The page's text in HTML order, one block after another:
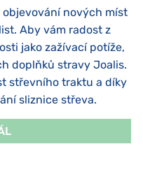
objevování nových míst
Aby vám radost z
jako zažívací potíže,
doplňků stravy Joalis.
střevního traktu a díky
sliznice střeva.